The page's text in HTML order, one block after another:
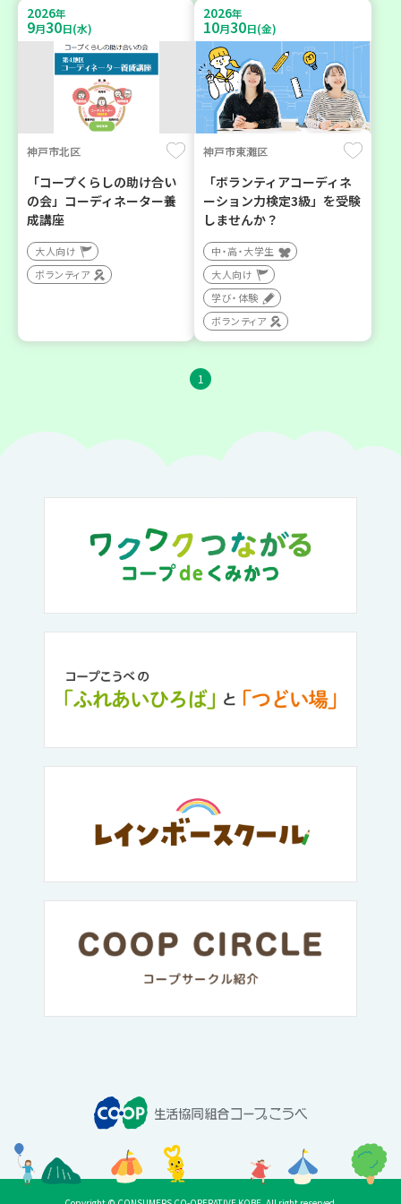
2026年
9月30日(水)
神戸市北区
「コープくらしの助け合い
の会」コーディネーター養
成講座
大人向け
ボランティア
2026年
10月30日(金)
神戸市東灘区
「ボランティアコーディネ
ーション力検定3級」を受験
しませんか？
中・高・大学生
大人向け
学び・体験
ボランティア
1